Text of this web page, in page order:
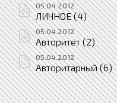
05.04.2012
ЛИЧНОЕ (4)
05.04.2012
Авторитет (2)
05.04.2012
Авторитарный (6)